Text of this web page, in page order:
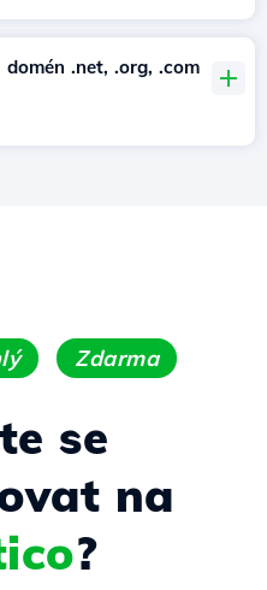
.net, .org, .com
Zdarma
se
na
?